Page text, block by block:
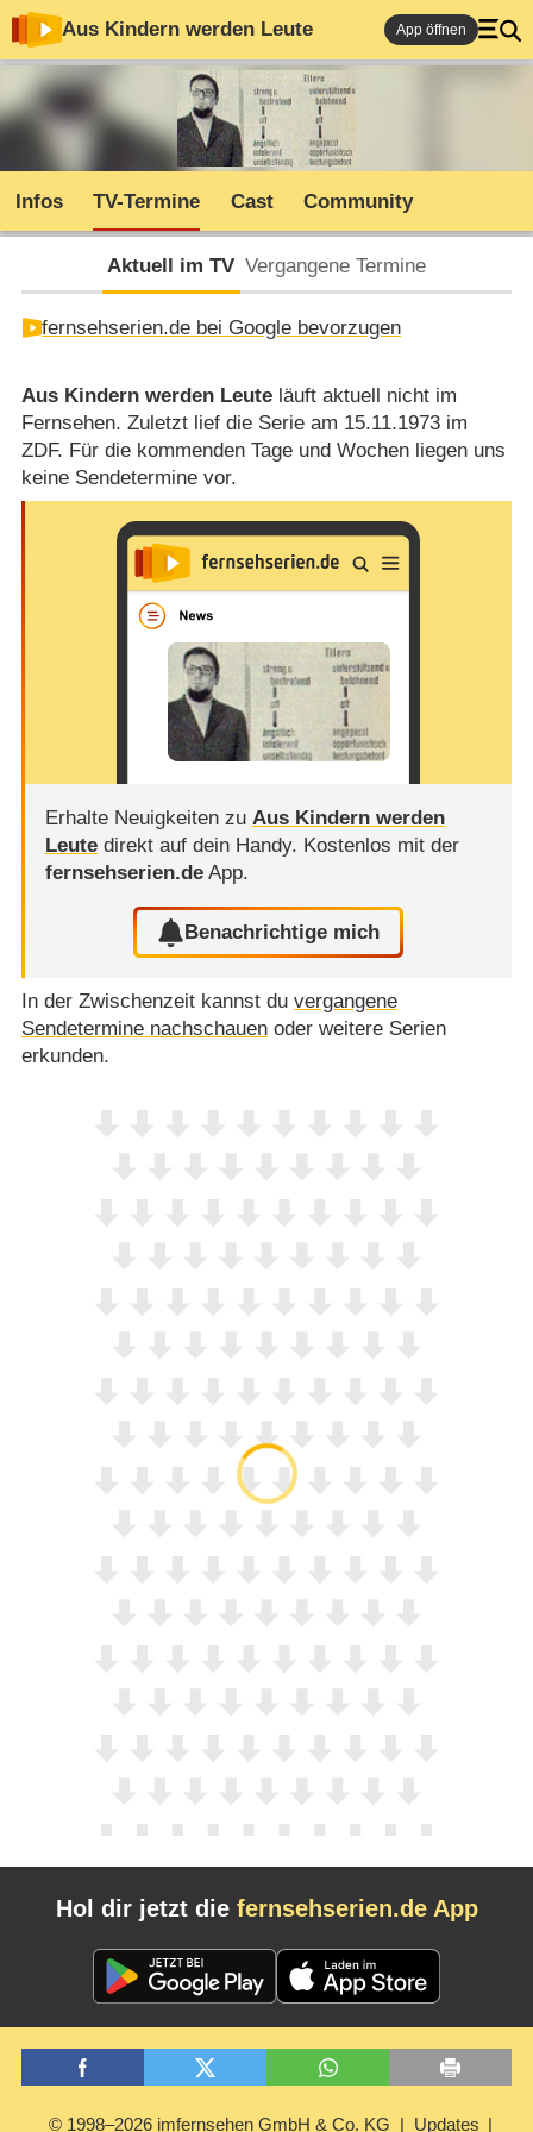
Aus Kindern werden Leute App öffnen
Infos TV-Termine Cast Community
Aktuell im TV Vergangene Termine
fernsehserien.de bei Google bevorzugen
Aus Kindern werden Leuteläuft aktuell nicht im
Fernsehen. Zuletzt lief die Serie am 15.11.1973 im
ZDF. Für die kommenden Tage und Wochen liegen uns
keine Sendetermine vor.
Erhalte Neuigkeiten zu Aus Kindern werden
Leutedirekt auf dein Handy. Kostenlos mit der
fernsehserien.deApp.
Benachrichtige mich
In der Zwischenzeit kannst du vergangene
Sendetermine nachschauenoder weitere Serien
erkunden.
Hol dir jetzt die fernsehserien.de App
© 1998–2026 imfernsehen GmbH & Co. KG Updates